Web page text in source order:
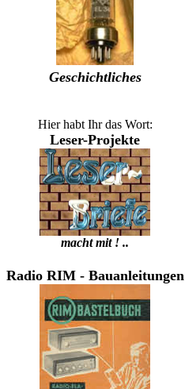
Geschichtliches
Hier habt Ihr das Wort:
Leser-Projekte
macht mit ! ..
Radio RIM - Bauanleitungen